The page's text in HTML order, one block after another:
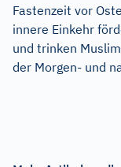
Fastenzeit vor
innere Einkehr
und trinken
der Morgen- und